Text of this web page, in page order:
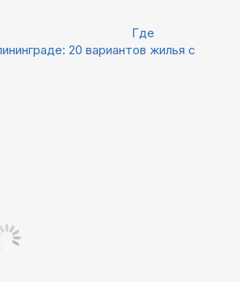
Где
20 вариантов жилья с